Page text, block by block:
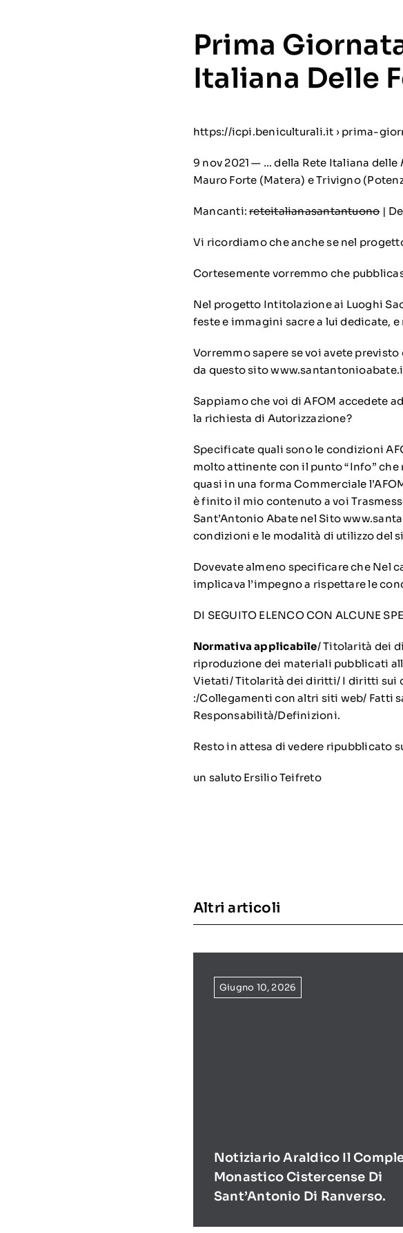
Prima
Italiana Delle
https://icpi.beniculturali.it › prima-
9 nov 2021 — … della Rete Italiana delle
Mauro Forte (Matera) e Trivigno
Mancanti:reteitalianasantantuono‎|
Vi ricordiamo che anche se nel
Cortesemente vorremmo che
Nel progetto Intitolazione ai Luoghi
feste e immagini sacre a lui dedicate,
Vorremmo sapere se voi avete
da questo sito
Sappiamo che voi di AFOM accedete
la richiesta di Autorizzazione?
Specificate quali sono le condizioni
molto attinente con il punto “Info”
quasi in una forma Commerciale
è finito il mio contenuto a voi
Sant’Antonio Abate nel Sito
condizioni e le modalità di utilizzo del
Dovevate almeno specificare che Nel
implicava l’impegno a rispettare le
DI SEGUITO ELENCO CON ALCUNE
Normativa applicabile/ Titolarità dei
riproduzione dei materiali pubblicati
Vietati/ Titolarità dei diritti/ I diritti sui
:/Collegamenti con altri siti web/ Fatti
Responsabilità/Definizioni.
Resto in attesa di vedere ripubblicato
un saluto Ersilio Teifreto
Altri articoli
Giugno 10, 2026
Notiziario Araldico Il
Monastico Cistercense Di
Sant’Antonio Di Ranverso.